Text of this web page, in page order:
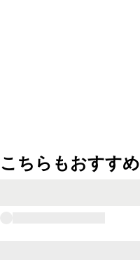
こちらもおすすめ